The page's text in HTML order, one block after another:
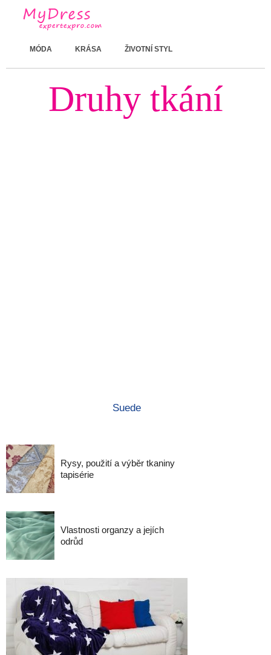
MÓDA KRÁSA ŽIVOTNÍ STYL
Druhy tkání
Suede
Rysy, použití a výběr tkaniny
tapisérie
Vlastnosti organzy a jejích
odrůd